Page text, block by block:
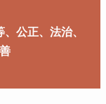
公正、法治、